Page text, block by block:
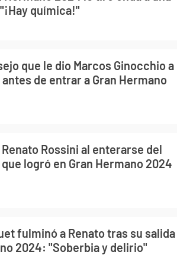
química!"
que le dio Marcos Ginocchio a
de entrar a Gran Hermano
Rossini al enterarse del
logró en Gran Hermano 2024
fulminó a Renato tras su salida
2024: "Soberbia y delirio"